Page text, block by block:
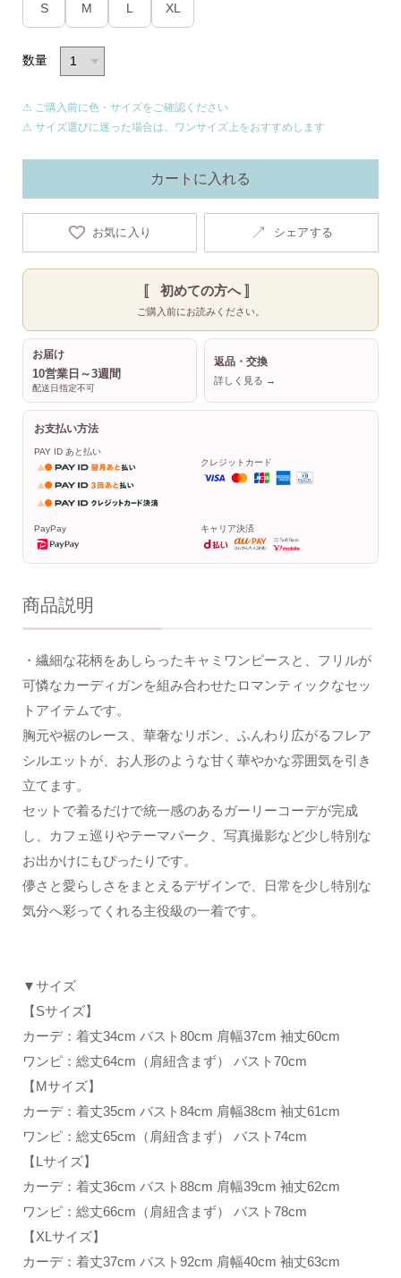
S M XL
数量
⚠ ご購入前に色・サイズをご確認ください
⚠ サイズ選びに迷った場合は、ワンサイズ上をおすすめします
カートに入れる
お気に入り ↗ シェアする
〚 初めての方へ 〛
ご購入前にお読みください。
お届け
10営業日～3週間
配送日指定不可
返品・交換
詳しく見る →
お支払い方法
PAY ID あと払い
クレジットカード
PayPay キャリア決済
商品説明
・繊細な花柄をあしらったキャミワンピースと、フリルが
可憐なカーディガンを組み合わせたロマンティックなセッ
トアイテムです。
胸元や裾のレース、華奢なリボン、ふんわり広がるフレア
シルエットが、お人形のような甘く華やかな雰囲気を引き
立てます。
セットで着るだけで統一感のあるガーリーコーデが完成
し、カフェ巡りやテーマパーク、写真撮影など少し特別な
お出かけにもぴったりです。
儚さと愛らしさをまとえるデザインで、日常を少し特別な
気分へ彩ってくれる主役級の一着です。
▼サイズ
【Sサイズ】
カーデ：着丈34cm バスト80cm 肩幅37cm 袖丈60cm
ワンピ：総丈64cm（肩紐含まず） バスト70cm
【Mサイズ】
カーデ：着丈35cm バスト84cm 肩幅38cm 袖丈61cm
ワンピ：総丈65cm（肩紐含まず） バスト74cm
【Lサイズ】
カーデ：着丈36cm バスト88cm 肩幅39cm 袖丈62cm
ワンピ：総丈66cm（肩紐含まず） バスト78cm
【XLサイズ】
カーデ：着丈37cm バスト92cm 肩幅40cm 袖丈63cm